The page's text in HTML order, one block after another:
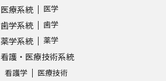
学問のミニ講義「夢ナビ講義
ユーザーサポート
医療系統 医学
歯学系統 歯学
薬学系統 薬学
看護・医療技術系統
看護学 医療技術